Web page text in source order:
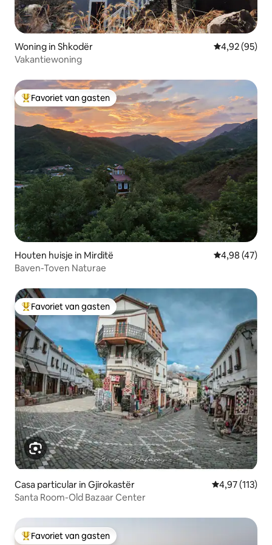
Woning in Shkodër Gemiddelde
4,92 (95)
Vakantiewoning
Topfavoriet van gasten
Favoriet van gasten
Houten huisje in Mirditë Gemiddelde
4,98 (47)
Baven-Toven Naturae
Topfavoriet van gasten
Favoriet van gasten
Casa particular in Gjirokastër Gemiddelde
4,97 (113)
Santa Room-Old Bazaar Center
Topfavoriet van gasten
Favoriet van gasten